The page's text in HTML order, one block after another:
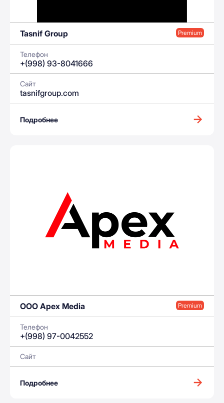
Tasnif Group Premium
Телефон
+(998) 93-8041666
Сайт
tasnifgroup.com
Подробнее
OOO Apex Media Premium
Телефон
+(998) 97-0042552
Сайт
Подробнее